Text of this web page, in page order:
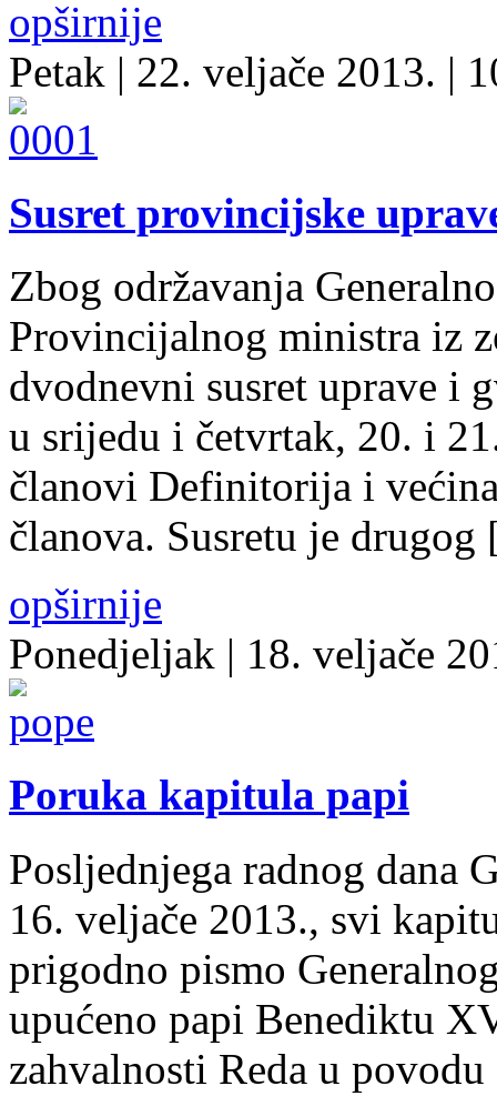
opširnije
Petak | 22. veljače 2013. |
Susret provincijske
Zbog održavanja
Provincijalnog ministra iz
dvodnevni susret uprave i
u srijedu i četvrtak, 20. i
članovi Definitorija i
članova. Susretu je
opširnije
Ponedjeljak | 18. veljače
Poruka kapitula papi
Posljednjega radnog dana
16. veljače 2013., svi
prigodno pismo
upućeno papi Benediktu
zahvalnosti Reda u